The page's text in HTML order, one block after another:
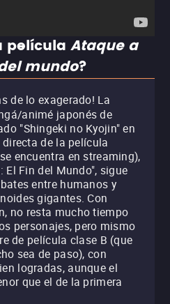
película Ataque a
mundo?
de lo exagerado! La
animé japonés de
"Shingeki no Kyojin" en
de la película
encuentra en streaming),
El Fin del Mundo", sigue
entre humanos y
gigantes. Con
no resta mucho tiempo
personajes, pero mismo
de película clase B (que
sea de paso), con
logradas, aunque el
que el de la primera